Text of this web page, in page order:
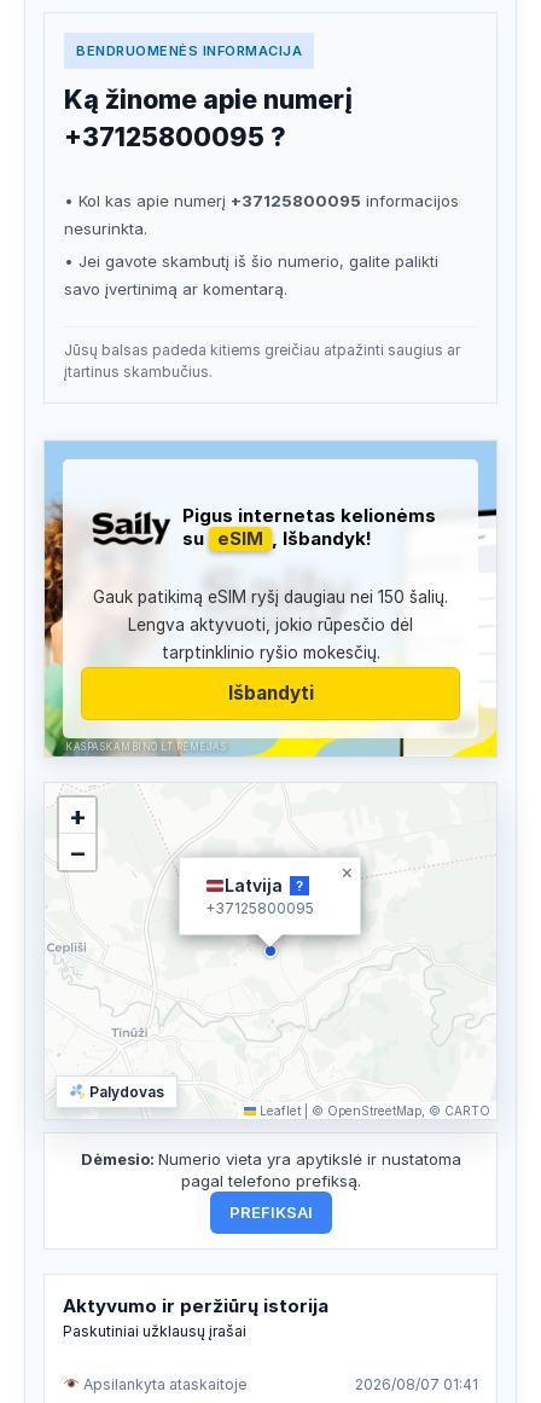
BENDRUOMENĖS INFORMACIJA
Ką žinome apie numerį
+37125800095 ?
• Kol kas apie numerį +37125800095 informacijos
nesurinkta.
• Jei gavote skambutį iš šio numerio, galite palikti
savo įvertinimą ar komentarą.
Jūsų balsas padeda kitiems greičiau atpažinti saugius ar
įtartinus skambučius.
KASPASKAMBINO.LT RĖMĖJAS
Pigus internetas kelionėms
su
eSIM , Išbandyk!
Gauk patikimą eSIM ryšį daugiau nei 150 šalių.
Lengva aktyvuoti, jokio rūpesčio dėl
tarptinklinio ryšio mokesčių.
Išbandyti
Latvija ?
+37125800095
×
+
−
Leaflet © OpenStreetMap, © CARTO
Palydovas
Dėmesio: Numerio vieta yra apytikslė ir nustatoma
pagal telefono prefiksą.
PREFIKSAI
Aktyvumo ir peržiūrų istorija
Paskutiniai užklausų įrašai
Apsilankyta ataskaitoje 2026/08/07 01:41